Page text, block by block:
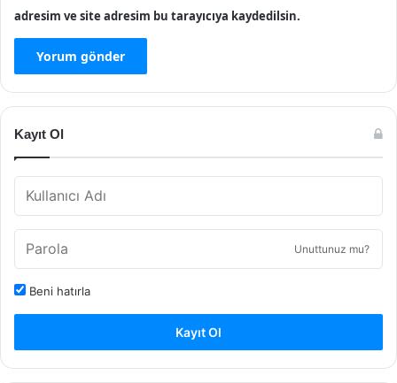
adresim ve site adresim bu tarayıcıya kaydedilsin.
Kayıt Ol
Unuttunuz mu?
Beni hatırla
Kayıt Ol